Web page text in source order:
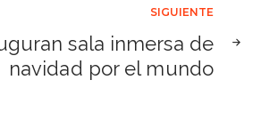
SIGUIENTE
sala inmersa de
navidad por el mundo